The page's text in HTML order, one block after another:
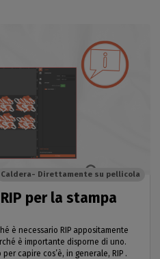
per la stampa
è necessario RIP appositamente
è importante disporne di uno.
capire cos’è, in generale, RIP .
Caldera- Direttamente su pellicola